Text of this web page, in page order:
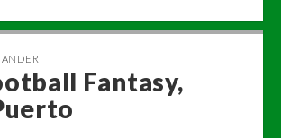
Fantasy,